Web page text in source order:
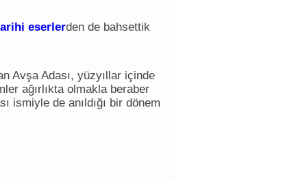
eserlerden de bahsettik
Avşa Adası, yüzyıllar içinde
ağırlıkta olmakla beraber
ismiyle de anıldığı bir dönem